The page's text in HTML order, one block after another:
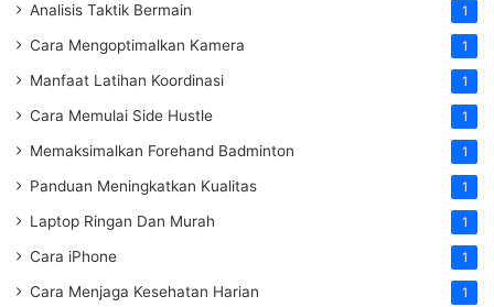
Analisis Taktik Bermain 1
Cara Mengoptimalkan Kamera 1
Manfaat Latihan Koordinasi 1
Cara Memulai Side Hustle 1
Memaksimalkan Forehand Badminton 1
Panduan Meningkatkan Kualitas 1
Laptop Ringan Dan Murah 1
Cara iPhone 1
Cara Menjaga Kesehatan Harian 1